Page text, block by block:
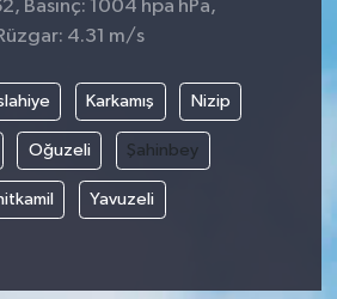
Basınç: 1004 hpa hPa,
4.31 m/s
Karkamış Nizip
Oğuzeli Şahinbey
Yavuzeli